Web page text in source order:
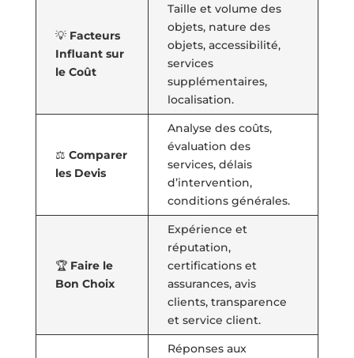
💡 Facteurs
Influant sur
le Coût
Taille et volume des
objets, nature des
objets, accessibilité,
services
supplémentaires,
localisation.
⚖️ Comparer
les Devis
Analyse des coûts,
évaluation des
services, délais
d’intervention,
conditions générales.
🏆 Faire le
Bon Choix
Expérience et
réputation,
certifications et
assurances, avis
clients, transparence
et service client.
Réponses aux